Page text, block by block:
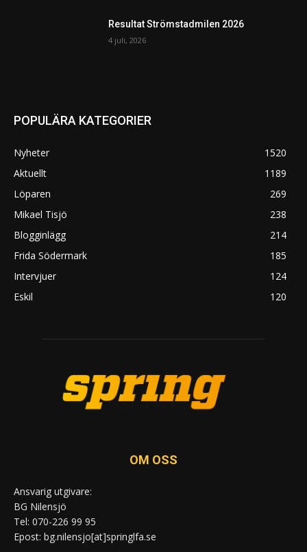
Resultat Strömstadmilen 2026
4 juli, 2026
POPULÄRA KATEGORIER
Nyheter
1520
Aktuellt
1189
Löparen
269
Mikael Tisjö
238
Blogginlägg
214
Frida Södermark
185
Intervjuer
124
Eskil
120
OM OSS
Ansvarig utgivare:
BG Nilensjö
Tel: 070-226 99 95
Epost: bg.nilensjo[at]springlfa.se